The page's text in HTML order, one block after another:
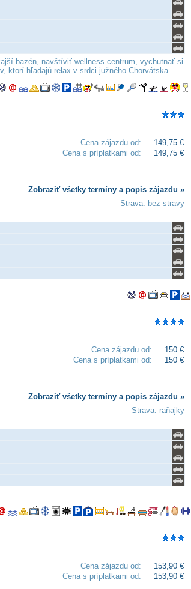
bazén, navštíviť wellness centrum, vychutnať si
ktorí hľadajú relax v srdci južného Chorvátska.
Cena zájazdu od:
149,75 €
Cena s príplatkami od:
149,75 €
Zobraziť všetky termíny a popis zájazdu »
Strava: bez stravy
Cena zájazdu od:
150 €
Cena s príplatkami od:
150 €
Zobraziť všetky termíny a popis zájazdu »
Strava: raňajky
Cena zájazdu od:
153,90 €
Cena s príplatkami od:
153,90 €